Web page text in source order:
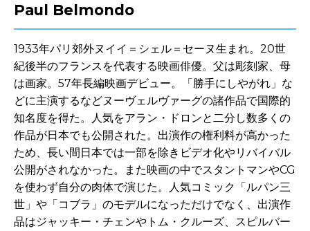
Paul Belmondo
1933年パリ郊外ヌイイ＝シェル＝セーヌ生まれ。20世
紀後半のフランスを代表する映画俳優。父は彫刻家、母
は画家。57年長編映画デビュー。「勝手にしやがれ」な
どに主演するなどヌーヴェルヴァーグの諸作品で国際的
知名度を得た。人気をアラン・ドロンと二分し数多くの
作品が日本でも公開された。出演作の権利料が高かった
ため、長い間日本では一部を除きビデオ化やリバイバル
公開がされなかった。また映画の中でスタントマンやCG
を使わず自分の肉体で演じた。人気コミック「ルパン三
世」や「コブラ」のモデルになっただけでなく、出演作
品はジャッキー・チェンやトム・クルーズ、スピルバー